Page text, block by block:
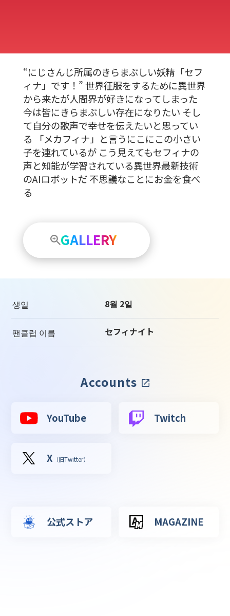
“にじさんじ所属のきらまぶしい妖精「セフ
ィナ」です！” 世界征服をするために異世界
から来たが人間界が好きになってしまった
今は皆にきらまぶしい存在になりたい そし
て自分の歌声で幸せを伝えたいと思ってい
る 「メカフィナ」と言うにこにこの小さい
子を連れているが こう見えてもセフィナの
声と知能が学習されている異世界最新技術
のAIロボットだ 不思議なことにお金を食べ
る
GALLERY
생일 8월 2일
팬클럽 이름 セフィナイト
Accounts
YouTube Twitch
X （旧Twitter）
公式ストア MAGAZINE